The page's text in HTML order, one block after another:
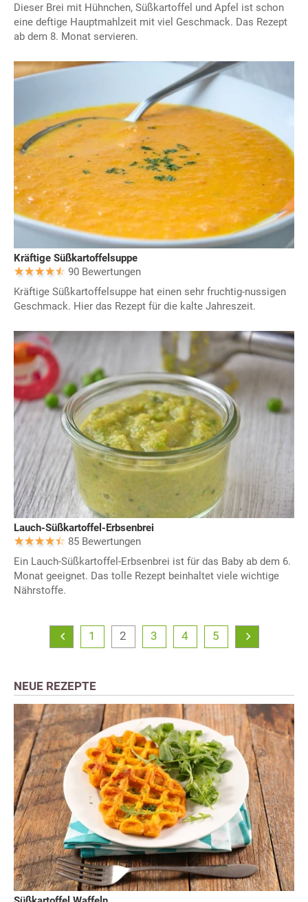
Dieser Brei mit Hühnchen, Süßkartoffel und Apfel ist schon
eine deftige Hauptmahlzeit mit viel Geschmack. Das Rezept
ab dem 8. Monat servieren.
Kräftige Süßkartoffelsuppe
90 Bewertungen
Kräftige Süßkartoffelsuppe hat einen sehr fruchtig-nussigen
Geschmack. Hier das Rezept für die kalte Jahreszeit.
Lauch-Süßkartoffel-Erbsenbrei
85 Bewertungen
Ein Lauch-Süßkartoffel-Erbsenbrei ist für das Baby ab dem 6.
Monat geeignet. Das tolle Rezept beinhaltet viele wichtige
Nährstoffe.
1 2 3 4 5
NEUE REZEPTE